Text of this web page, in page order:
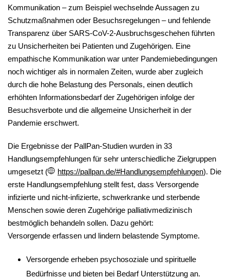
Kommunikation – zum Beispiel wechselnde Aussagen zu
Schutzmaßnahmen oder Besuchsregelungen – und fehlende
Transparenz über SARS-CoV-2-Ausbruchsgeschehen führten
zu Unsicherheiten bei Patienten und Zugehörigen. Eine
empathische Kommunikation war unter Pandemiebedingungen
noch wichtiger als in normalen Zeiten, wurde aber zugleich
durch die hohe Belastung des Personals, einen deutlich
erhöhten Informationsbedarf der Zugehörigen infolge der
Besuchsverbote und die allgemeine Unsicherheit in der
Pandemie erschwert.
Die Ergebnisse der PallPan-Studien wurden in 33
Handlungsempfehlungen für sehr unterschiedliche Zielgruppen
umgesetzt (
https://pallpan.de/#Handlungsempfehlungen). Die
erste Handlungsempfehlung stellt fest, dass Versorgende
infizierte und nicht-infizierte, schwerkranke und sterbende
Menschen sowie deren Zugehörige palliativmedizinisch
bestmöglich behandeln sollen. Dazu gehört:
Versorgende erfassen und lindern belastende Symptome.
Versorgende erheben psychosoziale und spirituelle
Bedürfnisse und bieten bei Bedarf Unterstützung an.